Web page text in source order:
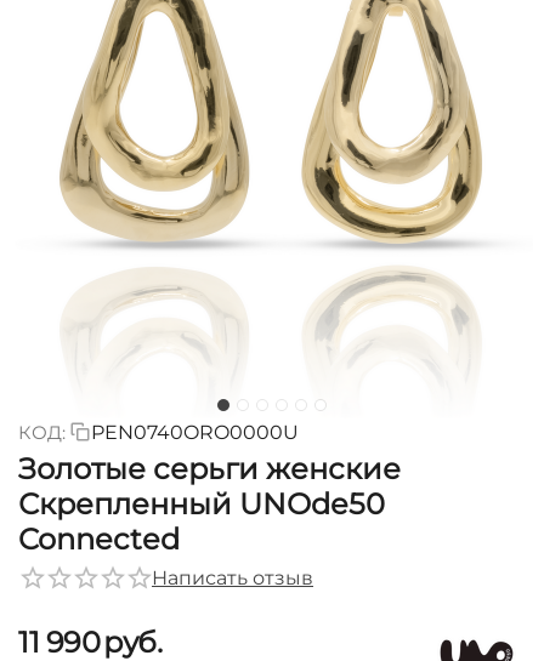
КОД: PEN0740ORO0000U
Золотые серьги женские
Скрепленный UNOde50
Connected
Написать отзыв
11 990руб.